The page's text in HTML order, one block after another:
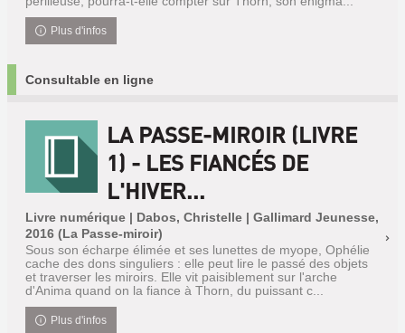
Plus d'infos
Consultable en ligne
LA PASSE-MIROIR (LIVRE
1) - LES FIANCÉS DE
L'HIVER...
Livre numérique | Dabos, Christelle | Gallimard Jeunesse,
2016 (La Passe-miroir)
Sous son écharpe élimée et ses lunettes de myope, Ophélie
cache des dons singuliers : elle peut lire le passé des objets
et traverser les miroirs. Elle vit paisiblement sur l'arche
d'Anima quand on la fiance à Thorn, du puissant c...
Plus d'infos